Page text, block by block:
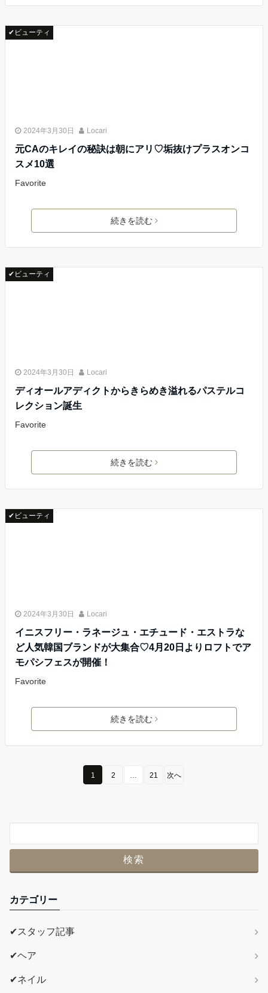
✔ビューティ
2024年3月30日 Locari
元CAのキレイの秘訣は朝にアリ♡垢抜けプラスオンコ
スメ10選
Favorite
続きを読む
✔ビューティ
2024年3月30日 Locari
ディオールアディクトからきらめき溢れるパステルコ
レクション誕生
Favorite
続きを読む
✔ビューティ
2024年3月30日 Locari
イニスフリー・ラネージュ・エチュード・エストラな
ど人気韓国ブランドが大集合♡4月20日よりロフトでア
モパシフェスが開催！
Favorite
続きを読む
1 2 … 21 次へ
カテゴリー
✔スタッフ記事
✔ヘア
✔ネイル